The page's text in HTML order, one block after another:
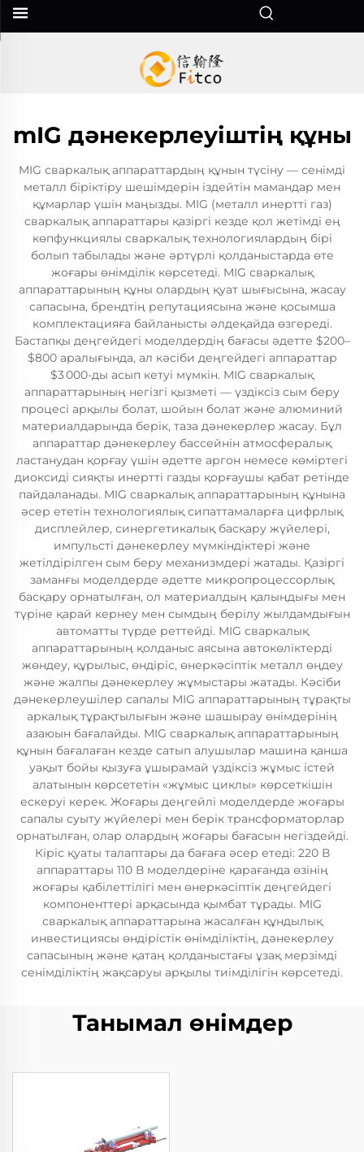
mIG дәнекерлеуіштің құны
MIG сваркалық аппараттардың құнын түсіну — сенімді
металл біріктіру шешімдерін іздейтін мамандар мен
құмарлар үшін маңызды. MIG (металл инертті газ)
сваркалық аппараттары қазіргі кезде қол жетімді ең
көпфункциялы сваркалық технологиялардың бірі
болып табылады және әртүрлі қолданыстарда өте
жоғары өнімділік көрсетеді. MIG сваркалық
аппараттарының құны олардың қуат шығысына, жасау
сапасына, брендтің репутациясына және қосымша
комплектацияға байланысты әлдеқайда өзгереді.
Бастапқы деңгейдегі моделдердің бағасы әдетте $200–
$800 аралығында, ал кәсіби деңгейдегі аппараттар
$3 000-ды асып кетуі мүмкін. MIG сваркалық
аппараттарының негізгі қызметі — үздіксіз сым беру
процесі арқылы болат, шойын болат және алюминий
материалдарында берік, таза дәнекерлер жасау. Бұл
аппараттар дәнекерлеу бассейнін атмосфералық
ластанудан қорғау үшін әдетте аргон немесе көміртегі
диоксиді сияқты инертті газды қорғаушы қабат ретінде
пайдаланады. MIG сваркалық аппараттарының құнына
әсер ететін технологиялық сипаттамаларға цифрлық
дисплейлер, синергетикалық басқару жүйелері,
импульсті дәнекерлеу мүмкіндіктері және
жетілдірілген сым беру механизмдері жатады. Қазіргі
заманғы моделдерде әдетте микропроцессорлық
басқару орнатылған, ол материалдың қалыңдығы мен
түріне қарай кернеу мен сымдың берілу жылдамдығын
автоматты түрде реттейді. MIG сваркалық
аппараттарының қолданыс аясына автокөліктерді
жөндеу, құрылыс, өндіріс, өнеркәсіптік металл өңдеу
және жалпы дәнекерлеу жұмыстары жатады. Кәсіби
дәнекерлеушілер сапалы MIG аппараттарының тұрақты
аркалық тұрақтылығын және шашырау өнімдерінің
азаюын бағалайды. MIG сваркалық аппараттарының
құнын бағалаған кезде сатып алушылар машина қанша
уақыт бойы қызуға ұшырамай үздіксіз жұмыс істей
алатынын көрсететін «жұмыс циклы» көрсеткішін
ескеруі керек. Жоғары деңгейлі моделдерде жоғары
сапалы суыту жүйелері мен берік трансформаторлар
орнатылған, олар олардың жоғары бағасын негіздейді.
Кіріс қуаты талаптары да бағаға әсер етеді: 220 В
аппараттары 110 В моделдеріне қарағанда өзінің
жоғары қабілеттілігі мен өнеркәсіптік деңгейдегі
компоненттері арқасында қымбат тұрады. MIG
сваркалық аппараттарына жасалған құндылық
инвестициясы өндірістік өнімділіктің, дәнекерлеу
сапасының және қатаң қолданыстағы ұзақ мерзімді
сенімділіктің жақсаруы арқылы тиімділігін көрсетеді.
Танымал өнімдер